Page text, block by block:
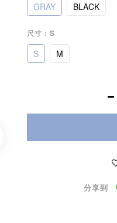
GRAY BLACK
尺寸 : S
S M
分享到